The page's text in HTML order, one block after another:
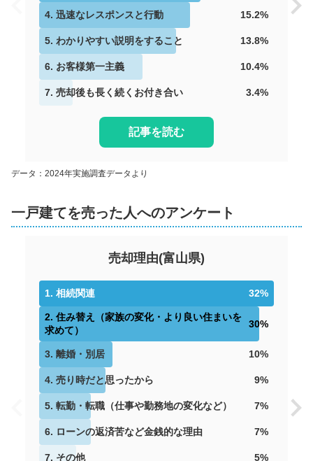
4. 迅速なレスポンスと行動 15.2%
5. わかりやすい説明をすること 13.8%
6. お客様第一主義 10.4%
7. 売却後も長く続くお付き合い 3.4%
記事を読む
データ：2024年実施調査データより
一戸建てを売った人へのアンケート
売却理由(富山県)
1. 相続関連 32%
2. 住み替え（家族の変化・より良い住まいを
求めて）
30%
3. 離婚・別居 10%
4. 売り時だと思ったから 9%
5. 転勤・転職（仕事や勤務地の変化など） 7%
6. ローンの返済苦など金銭的な理由 7%
7. その他 5%